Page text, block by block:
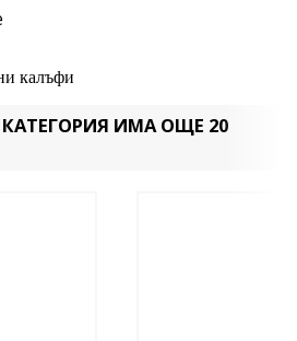
калъфи
ИМА ОЩЕ 20